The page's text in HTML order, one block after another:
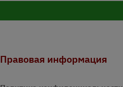
Правовая информация